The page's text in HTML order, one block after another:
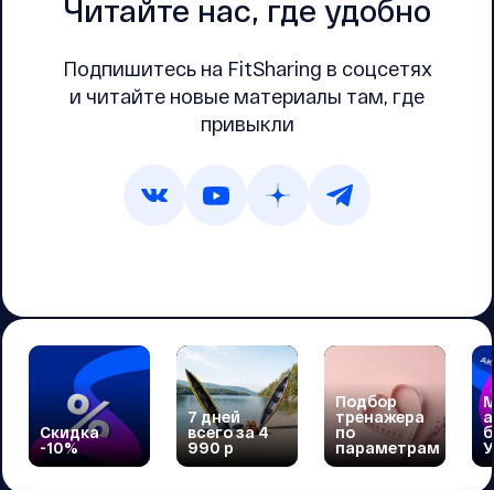
Читайте нас, где удобно
Подпишитесь на FitSharing в соцсетях
и читайте новые материалы там, где
привыкли
Скидка
-10%
7 дней
всего за 4
990 р
Подбор
тренажера
по
параметрам